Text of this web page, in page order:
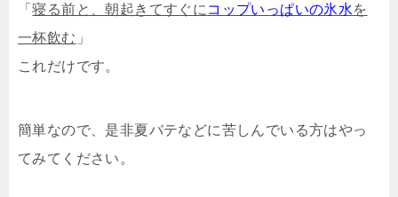
「寝る前と、朝起きてすぐに コップいっぱいの氷水を
一杯飲む 」
これだけです。
簡単なので、是非夏バテなどに苦しんでいる方はやっ
てみてください。